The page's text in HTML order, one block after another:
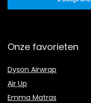
Onze favorieten
Dyson Airwrap
Air Up
Emma Matras